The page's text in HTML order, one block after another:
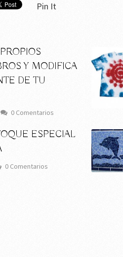
Pin It
Y MODIFICA
DE TU
0 Comentarios
ESPECIAL
0 Comentarios